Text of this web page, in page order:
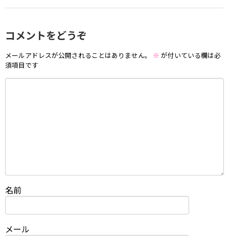
コメントをどうぞ
メールアドレスが公開されることはありません。 ※ が付いている欄は必
須項目です
名前
メール